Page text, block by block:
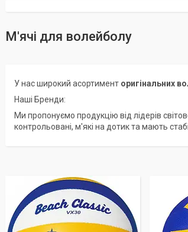
М'ячі для волейболу
У нас широкий асортимент оригінальних
Наші Бренди:
Ми пропонуємо продукцію від лідерів
контрольовані, м'які на дотик та мають